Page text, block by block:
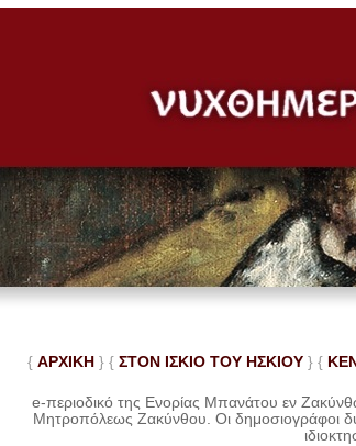
{ ΑΡΧΙΚΗ } { ΣΤΟΝ ΙΣΚΙΟ ΤΟΥ ΗΣΚΙΟΥ } {
e-περιοδικό της Ενορίας Μπανάτου εν
Μητροπόλεως Ζακύνθου.Οι δημοσιογράφοι